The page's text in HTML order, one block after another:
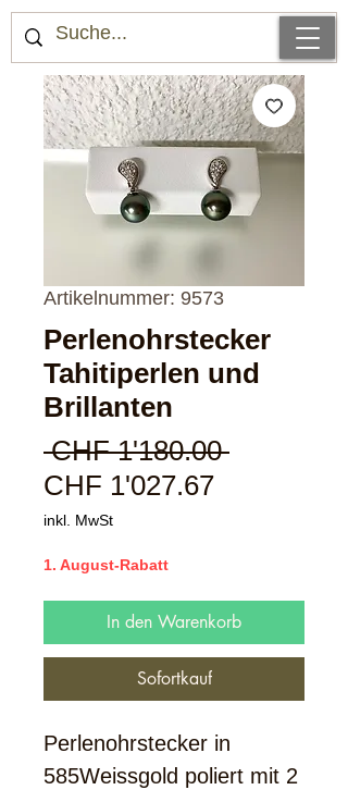
Artikelnummer: 9573
Perlenohrstecker
Tahitiperlen und
Brillanten
CHF 1'180.00
CHF 1'027.67Sale-
inkl. MwSt
1. August-Rabatt
In den Warenkorb
Sofortkauf
Perlenohrstecker in
585Weissgold poliert mit 2